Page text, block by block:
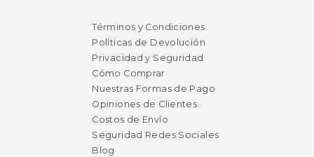
Términos y Condiciones
Políticas de Devolución
Privacidad y Seguridad
Cómo Comprar
Nuestras Formas de Pago
Opiniones de Clientes
Costos de Envío
Seguridad Redes Sociales
Blog